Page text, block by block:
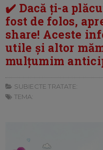
✔️ Dacă ți-a
fost de folos,
share! Aceste
utile și altor
mulțumim
SUBIECTE TRATATE:
TEMA: